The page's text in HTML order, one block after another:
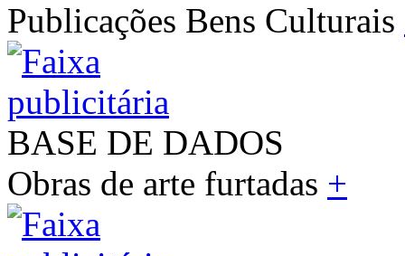
Publicações Bens Culturais
BASE DE DADOS
Obras de arte furtadas +